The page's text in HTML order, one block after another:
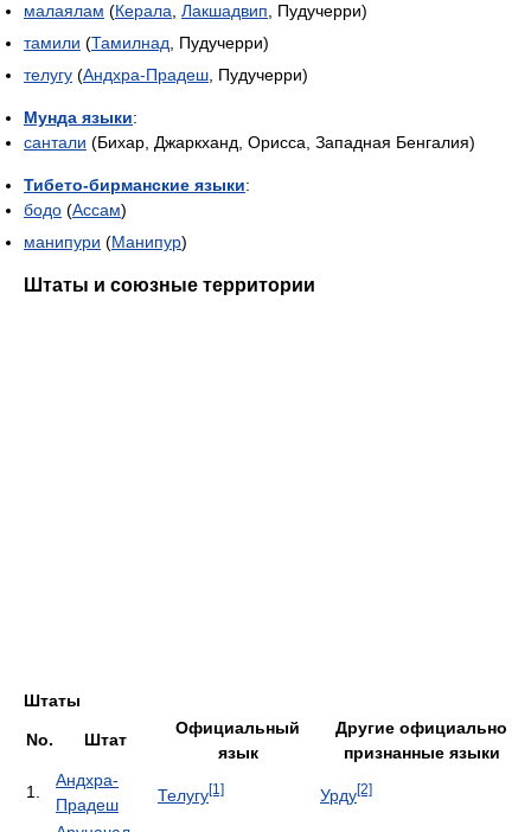
малаялам (Керала Лакшадвип , Пудучерри)
тамили (Тамилнад , Пудучерри)
телугу (Андхра-Прадеш , Пудучерри)
Мунда языки:
сантали (Бихар, Джаркханд, Орисса, Западная Бенгалия)
Тибето-бирманские языки:
бодо (Ассам)
манипури (Манипур)
Штаты и союзные территории
Штаты
No. Штат
Официальный
язык
Другие официально
признанные языки
1.
Андхра-
Прадеш
Телугу[1] Урду[2]